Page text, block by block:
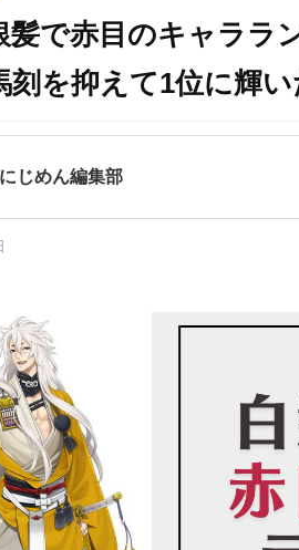
髪で赤目のキャララ
刻を抑えて1位に輝い
じめん編集部